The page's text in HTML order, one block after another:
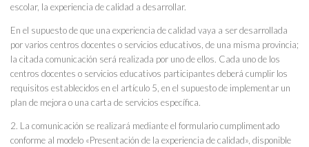
escolar, la experiencia de calidad a desarrollar.
En el supuesto de que una experiencia de calidad vaya a ser desarrollada
por varios centros docentes o servicios educativos, de una misma provincia;
la citada comunicación será realizada por uno de ellos. Cada uno de los
centros docentes o servicios educativos participantes deberá cumplir los
requisitos establecidos en el artículo 5, en el supuesto de implementar un
plan de mejora o una carta de servicios específica.
2. La comunicación se realizará mediante el formulario cumplimentado
conforme al modelo «Presentación de la experiencia de calidad», disponible